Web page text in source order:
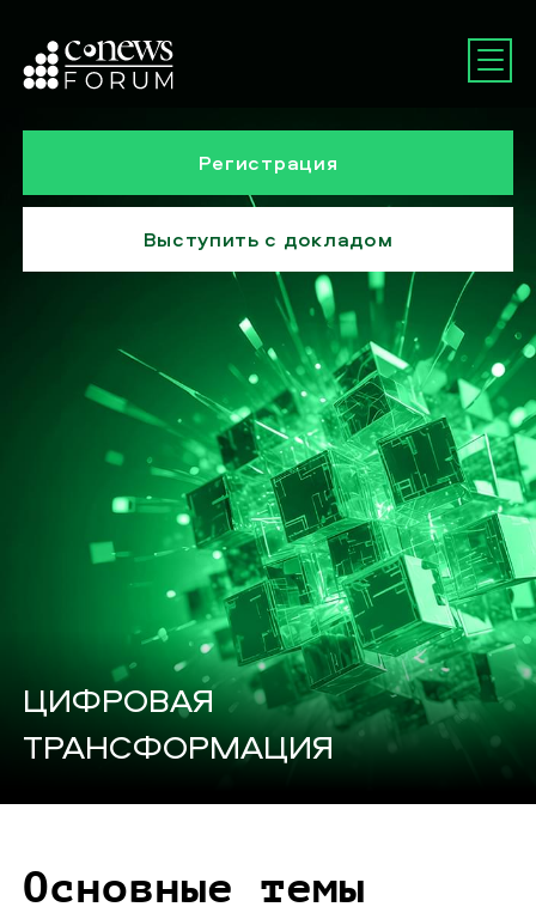
ЦИФРОВАЯ
ТРАНСФОРМАЦИЯ
Регистрация
Выступить с докладом
Основные темы